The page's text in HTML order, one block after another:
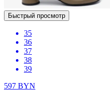
Быстрый просмотр
35
36
37
38
39
597 BYN